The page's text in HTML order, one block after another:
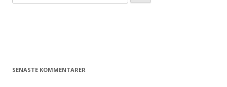
ö
e
SENASTE KOMMENTARER